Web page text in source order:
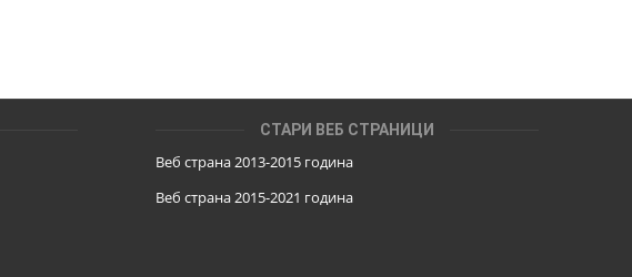
СТАРИ ВЕБ СТРАНИЦИ
Веб страна 2013-2015 година
Веб страна 2015-2021 година